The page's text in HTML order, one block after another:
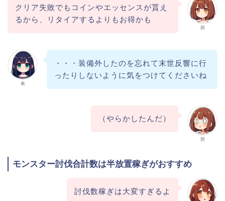
茜
クリア失敗でもコインやエッセンスが貰え
るから、リタイアするよりもお得かも
奏
・・・装備外したのを忘れて末世反響に行
ったりしないように気をつけてくださいね
茜
（やらかしたんだ）
モンスター討伐合計数は半放置稼ぎがおすすめ
討伐数稼ぎは大変すぎるよ